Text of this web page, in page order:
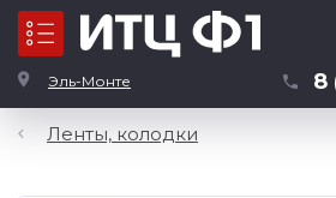
Эль-Монте 8
Каталог
Ленты, колодки